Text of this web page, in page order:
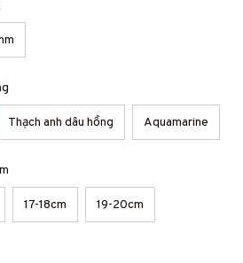
Thạch anh dâu hồng Aquamarine
17-18cm 19-20cm